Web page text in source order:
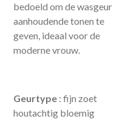
bedoeld om de wasgeur
aanhoudende tonen te
geven, ideaal voor de
moderne vrouw.
Geurtype : fijn zoet
houtachtig bloemig